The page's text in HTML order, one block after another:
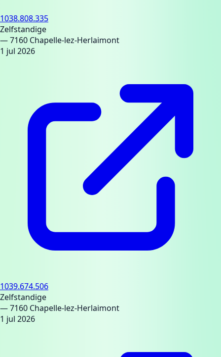
1038.808.335
Zelfstandige
— 7160 Chapelle-lez-Herlaimont
1 jul 2026
1039.674.506
Zelfstandige
— 7160 Chapelle-lez-Herlaimont
1 jul 2026